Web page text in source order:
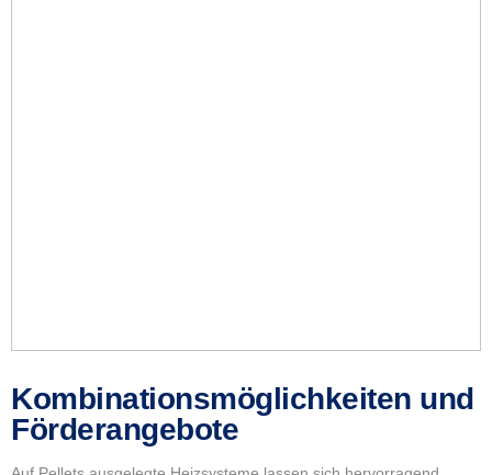
Kombinationsmöglichkeiten und
Förderangebote